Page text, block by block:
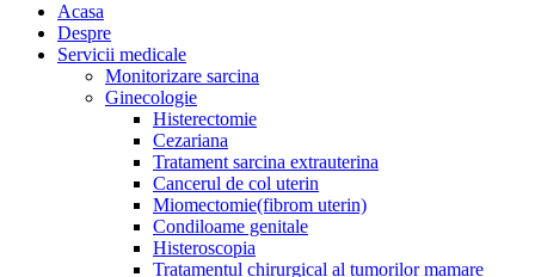
Acasa
Despre
Servicii medicale
Monitorizare sarcina
Ginecologie
Histerectomie
Cezariana
Tratament sarcina extrauterina
Cancerul de col uterin
Miomectomie(fibrom uterin)
Condiloame genitale
Histeroscopia
Tratamentul chirurgical al tumorilor mamare